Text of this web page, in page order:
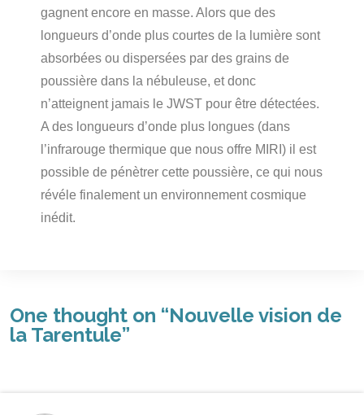
gagnent encore en masse. Alors que des
longueurs d’onde plus courtes de la lumière sont
absorbées ou dispersées par des grains de
poussière dans la nébuleuse, et donc
n’atteignent jamais le JWST pour être détectées.
A des longueurs d’onde plus longues (dans
l’infrarouge thermique que nous offre MIRI) il est
possible de pénètrer cette poussière, ce qui nous
révéle finalement un environnement cosmique
inédit.
One thought on “Nouvelle vision de
la Tarentule”